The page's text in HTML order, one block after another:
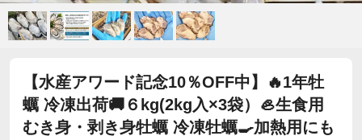
【水産アワード記念10％OFF中】🔥1年牡
蠣 冷凍出荷🚚６kg(2kg入×3袋）🦪生食用
むき身・剥き身牡蠣 冷凍牡蠣🍳加熱用にも